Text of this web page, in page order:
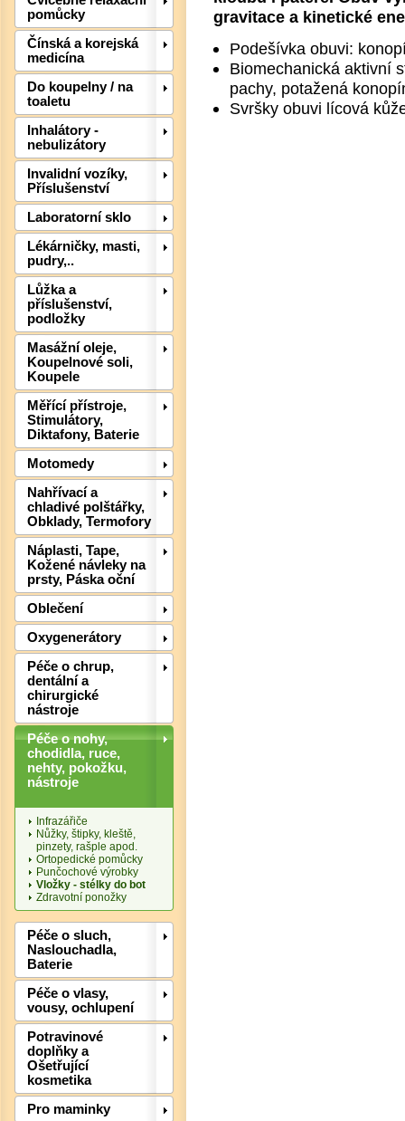
pomůcky
Čínská a korejská
medicína
Do koupelny / na
toaletu
Inhalátory -
nebulizátory
Invalidní vozíky,
Příslušenství
Laboratorní sklo
Lékárničky, masti,
pudry,..
Lůžka a
příslušenství,
podložky
Masážní oleje,
Koupelnové soli,
Koupele
Měřící přístroje,
Stimulátory,
Diktafony, Baterie
Motomedy
Nahřívací a
chladivé polštářky,
Obklady, Termofory
Náplasti, Tape,
Kožené návleky na
prsty, Páska oční
Oblečení
Oxygenerátory
Péče o chrup,
dentální a
chirurgické
nástroje
Péče o nohy,
chodidla, ruce,
nehty, pokožku,
nástroje
Infrazářiče
Nůžky, štipky, kleště,
pinzety, rašple apod.
Ortopedické pomůcky
Punčochové výrobky
Vložky - stélky do bot
Zdravotní ponožky
Péče o sluch,
Naslouchadla,
Baterie
Péče o vlasy,
vousy, ochlupení
Potravinové
doplňky a
Ošetřující
kosmetika
Pro maminky
gravitace a kinetické
Podešívka obuvi:
Biomechanická aktivní
pachy, potažená
Svršky obuvi lícová